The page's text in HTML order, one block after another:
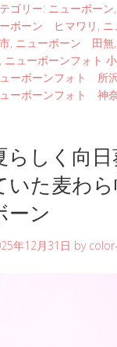
ゴリー: ニューボーン,
ボーン ヒマワリ ,
, ニューボーン 田無,
, ニューボーンフォト
ーボーンフォト 所沢
ーボーンフォト 神
らしく向
いた麦わ
ーン
年12月31日 by